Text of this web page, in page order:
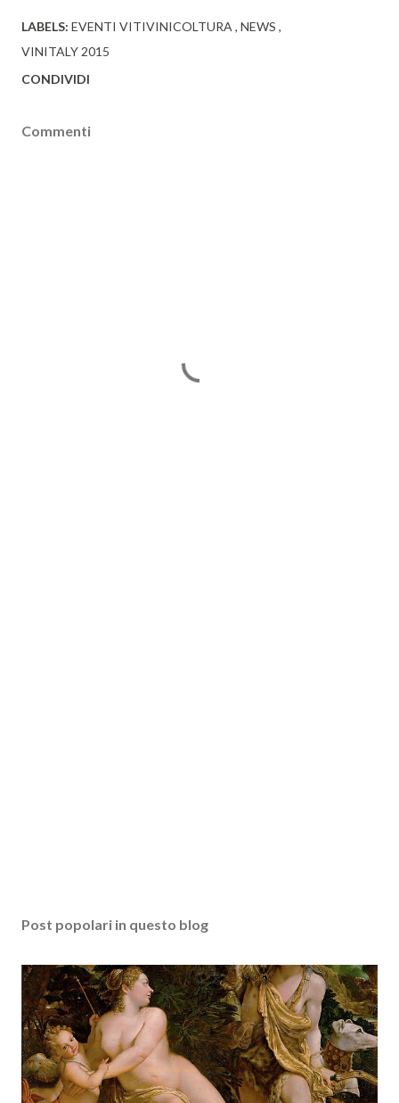
LABELS: EVENTI VITIVINICOLTURA NEWS
VINITALY 2015
CONDIVIDI
Commenti
Post popolari in questo blog